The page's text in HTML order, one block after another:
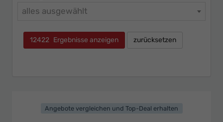
alles ausgewählt
12422 Ergebnisse anzeigen zurücksetzen
Angebote vergleichen und Top-Deal erhalten